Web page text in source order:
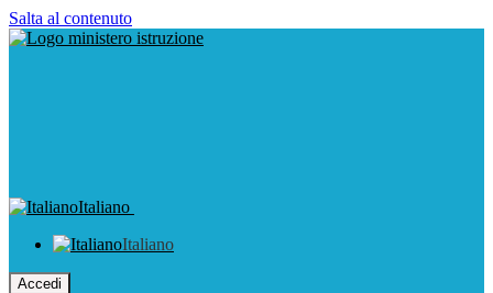
Salta al contenuto
Italiano
Italiano
Accedi